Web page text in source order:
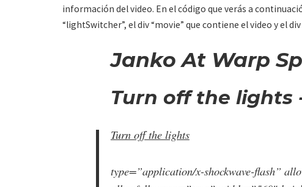
información del video. En el código que verás a
“lightSwitcher”, el div “movie” que contiene el video y el
Janko At Warp
Turn off the lights
Turn off the lights
type=”application/x-shockwave-flash”